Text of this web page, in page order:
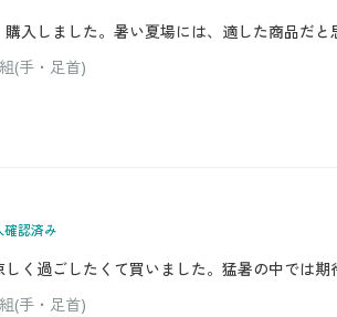
入しました。暑い夏場には、適した商品だと
(手・足首)
確認済み
く過ごしたくて買いました。猛暑の中では期
(手・足首)